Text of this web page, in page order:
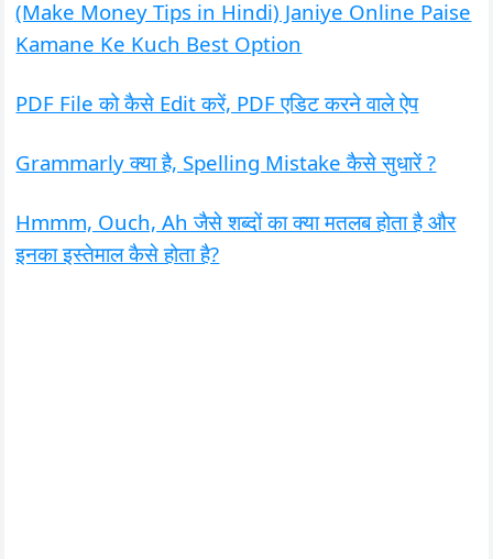
(Make Money Tips in Hindi) Janiye Online Paise
Kamane Ke Kuch Best Option
PDF File को कैसे Edit करें, PDF एडिट करने वाले ऐप
Grammarly क्या है, Spelling Mistake कैसे सुधारें ?
Hmmm, Ouch, Ah जैसे शब्दों का क्या मतलब होता है और
इनका इस्तेमाल कैसे होता है?